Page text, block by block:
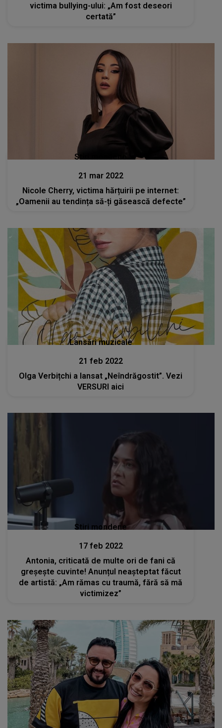
victima bullying-ului: „Am fost deseori
certată”
Stiri mondene
21 mar 2022
Nicole Cherry, victima hărțuirii pe internet:
„Oamenii au tendința să-ți găsească defecte”
Lansări muzicale
21 feb 2022
Olga Verbițchi a lansat „Neîndrăgostit”. Vezi
VERSURI aici
Stiri mondene
17 feb 2022
Antonia, criticată de multe ori de fani că
greșește cuvinte! Anunțul neașteptat făcut
de artistă: „Am rămas cu traumă, fără să mă
victimizez”